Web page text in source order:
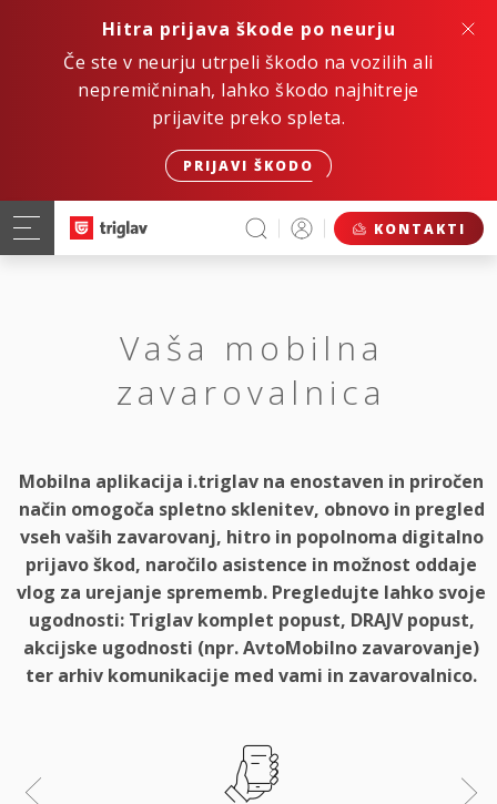
Hitra prijava škode po neurju
Če ste v neurju utrpeli škodo na vozilih ali
nepremičninah, lahko škodo najhitreje
prijavite preko spleta.
PRIJAVI ŠKODO
KONTAKTI
Vaša mobilna
zavarovalnica
Mobilna aplikacija i.triglav na enostaven in priročen
način omogoča spletno sklenitev, obnovo in pregled
vseh vaših zavarovanj, hitro in popolnoma digitalno
prijavo škod, naročilo asistence in možnost oddaje
vlog za urejanje sprememb. Pregledujte lahko svoje
ugodnosti: Triglav komplet popust, DRAJV popust,
akcijske ugodnosti (npr. AvtoMobilno zavarovanje)
ter arhiv komunikacije med vami in zavarovalnico.